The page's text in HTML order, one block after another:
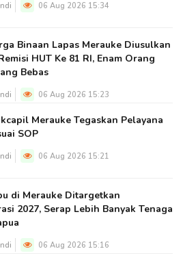
06 Aug 2026 15:34
Binaan Lapas Merauke Diusulkan
HUT Ke 81 RI, Enam Orang
Bebas
06 Aug 2026 15:23
Merauke Tegaskan Pelayana
SOP
06 Aug 2026 15:21
di Merauke Ditargetkan
2027, Serap Lebih Banyak Tenaga
06 Aug 2026 15:16